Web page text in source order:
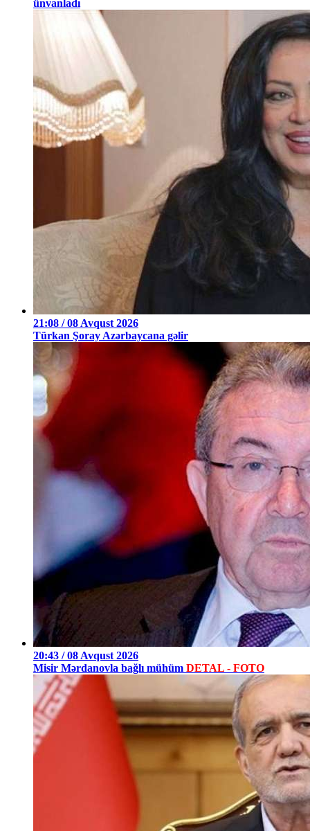
ünvanladı
21:08 / 08 Avqust 2026
Türkan Şoray Azərbaycana gəlir
20:43 / 08 Avqust 2026
Misir Mərdanovla bağlı mühüm DETAL - FOTO